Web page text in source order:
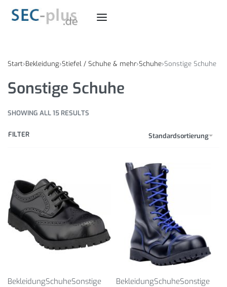
Start›Bekleidung›Stiefel / Schuhe & mehr›Schuhe›Sonstige Schuhe
Sonstige Schuhe
SHOWING ALL 15 RESULTS
Standardsortierung
FILTER
BekleidungSchuheSonstige
BekleidungSchuheSonstige